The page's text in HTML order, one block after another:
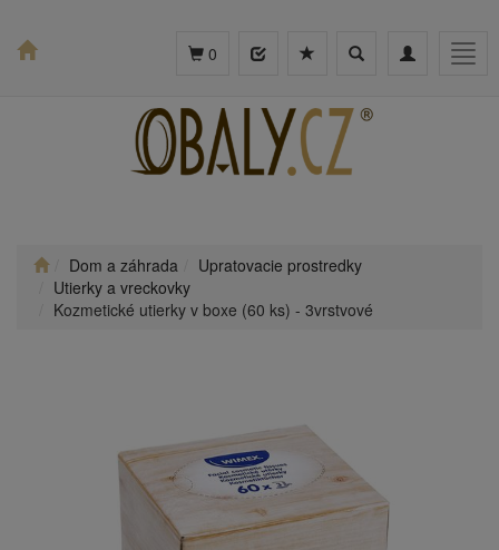
Toggle
Toggle
0
Dom a záhrada
Upratovacie prostredky
Utierky a vreckovky
Kozmetické utierky v boxe (60 ks) - 3vrstvové